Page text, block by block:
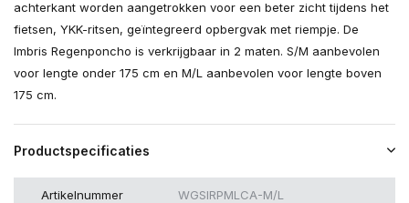
achterkant worden aangetrokken voor een beter zicht tijdens het
fietsen, YKK-ritsen, geïntegreerd opbergvak met riempje. De
Imbris Regenponcho is verkrijgbaar in 2 maten. S/M aanbevolen
voor lengte onder 175 cm en M/L aanbevolen voor lengte boven
175 cm.
Productspecificaties
Artikelnummer WGSIRPMLCA-M/L